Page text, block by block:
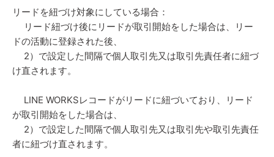
リードを紐づけ対象にしている場合：
リード紐づけ後にリードが取引開始をした場合は、リー
ドの活動に登録された後、
2）で設定した間隔で個人取引先又は取引先責任者に紐づ
け直されます。
LINE WORKSレコードがリードに紐づいており、リード
が取引開始をした場合は、
2）で設定した間隔で個人取引先又は取引先や取引先責任
者に紐づけ直されます。